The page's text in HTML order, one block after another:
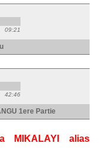
MIKALAYI alias